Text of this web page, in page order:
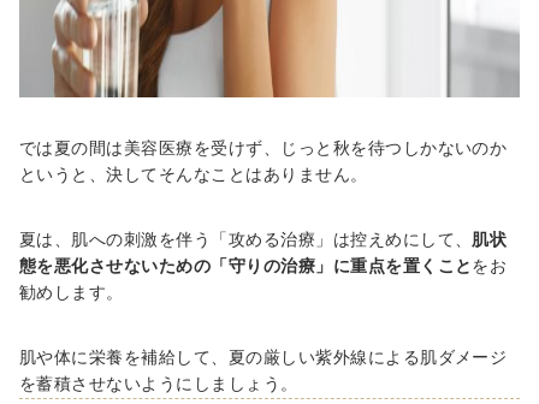
では夏の間は美容医療を受けず、じっと秋を待つしかないのか
というと、決してそんなことはありません。
夏は、肌への刺激を伴う「攻める治療」は控えめにして、 肌状
態を悪化させないための「守りの治療」に重点を置くこと をお
勧めします。
肌や体に栄養を補給して、夏の厳しい紫外線による肌ダメージ
を蓄積させないようにしましょう。